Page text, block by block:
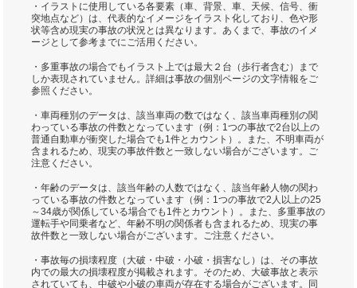
・イラストに使用している各要素（車、背景、車、天候、信号、衝
突地点など）は、代表的なイメージをイラスト化しており、色や形
状等含め現実の事故の状況とは異なります。あくまで、事故のイメ
ージとして参考までにご活用ください。
・多重事故の場合でもイラスト上では最大２台（歩行者含む）まで
しか表現されていません。詳細は事故の個別ページの文字情報をご
参照ください。
・車両種別のデータは、該当車両の数ではなく、該当車両種別の関
わっている事故の件数となっています（例：1つの事故で2台以上の
普通自動車が衝突した場合でも1件とカウント）。また、不明車両が
含まれるため、現実の事故件数と一致しない場合がございます。ご
注意ください。
・年齢のデータは、該当年齢の人数ではなく、該当年齢人物の関わ
っている事故の件数となっています（例：1つの事故で2人以上の25
～34歳が関係している場合でも1件とカウント）。また、多重事故の
運転手や同乗者など、年齢不明の関係者も含まれるため、現実の事
故件数と一致しない場合がございます。ご注意ください。
・事故毎の損壊程度（大破・中破・小破・損害なし）は、その事故
内での最大の損壊程度が掲載されます。そのため、大破事故と表示
されていても、中破や小破の車両が存在する場合がございます。同